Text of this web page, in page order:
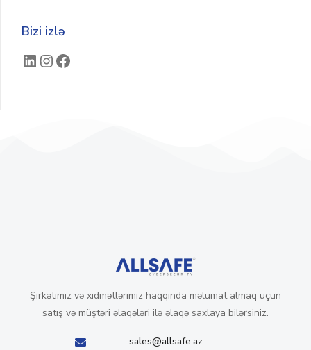
Bizi izlə
Şirkətimiz və xidmətlərimiz haqqında məlumat almaq üçün
satış və müştəri əlaqələri ilə əlaqə saxlaya bilərsiniz.
sales@allsafe.az